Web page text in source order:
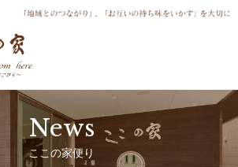
News
ここの家便り